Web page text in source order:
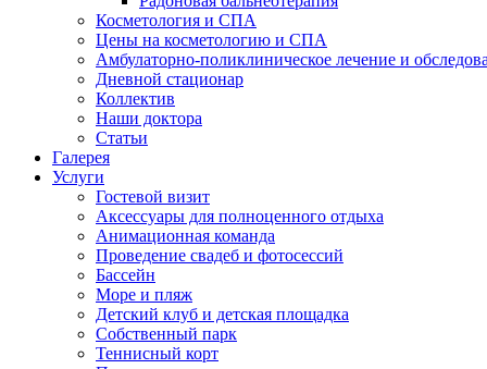
Косметология и СПА
Цены на косметологию и СПА
Амбулаторно-поликлиническое лечение и
Дневной стационар
Коллектив
Наши доктора
Статьи
Галерея
Услуги
Гостевой визит
Аксессуары для полноценного отдыха
Анимационная команда
Проведение свадеб и фотосессий
Бассейн
Море и пляж
Детский клуб и детская площадка
Собственный парк
Теннисный корт